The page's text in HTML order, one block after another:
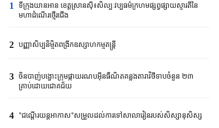
1
ទីក្រុង​យានអាន ​ខេត្តស្រានស៊ី៖​សិល្បៈវប្បធម៌ក្រហម​ផ្សព្វផ្សាយស្មារតីនៃ​
មហាដំណើរ​ថ្មើរជើង​
2 បញ្ញាសិប្បនិម្មិត​ពង្រីក​​ឧស្សាហកម្ម​តន្ត្រី​
3 ចិនបាញ់បង្ហោះ​ក្រុម​ផ្កាយរណប​​អ៊ីនធឺណិត​គន្លងតារាវិថីទាប​ចំនួន ២៣
គ្រាប់ដោយ​ជោគជ័យ​
4 "ជណ្តើរយន្ត​អាកាស"​សម្រួលដល់ការទៅ​សាលារៀន​របស់​សិស្សានុសិស្ស​​